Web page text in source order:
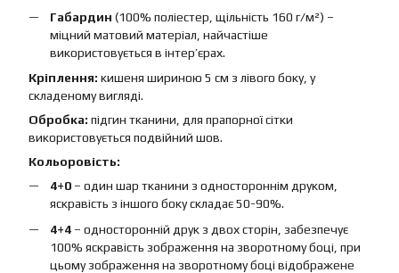
Габардин (100% поліестер, щільність 160 г/м²) –
міцний матовий матеріал, найчастіше
використовується в інтер’єрах.
Кріплення: кишеня шириною 5 см з лівого боку, у
складеному вигляді.
Обробка: підгин тканини, для прапорної сітки
використовується подвійний шов.
Кольоровість:
4+0 – один шар тканини з одностороннім друком,
яскравість з іншого боку складає 50-90%.
4+4 – односторонній друк з двох сторін, забезпечує
100% яскравість зображення на зворотному боці, при
цьому зображення на зворотному боці відображене